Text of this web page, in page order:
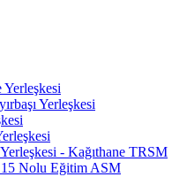
Yerleşkesi
Yerleşkesi
- Kağıthane TRSM
15 Nolu Eğitim ASM